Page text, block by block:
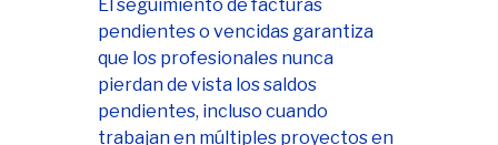
El seguimiento de facturas
pendientes o vencidas garantiza
que los profesionales nunca
pierdan de vista los saldos
pendientes, incluso cuando
trabajan en múltiples proyectos en